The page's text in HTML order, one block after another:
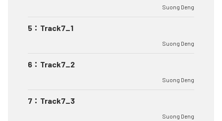
Suong Deng
5 ： Track7_1
Suong Deng
6 ： Track7_2
Suong Deng
7 ： Track7_3
Suong Deng